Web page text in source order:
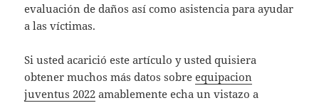
evaluación de daños así como asistencia para ayudar
a las víctimas.
Si usted acarició este artículo y usted quisiera
obtener muchos más datos sobreequipacion
juventus 2022 amablemente echa un vistazo a